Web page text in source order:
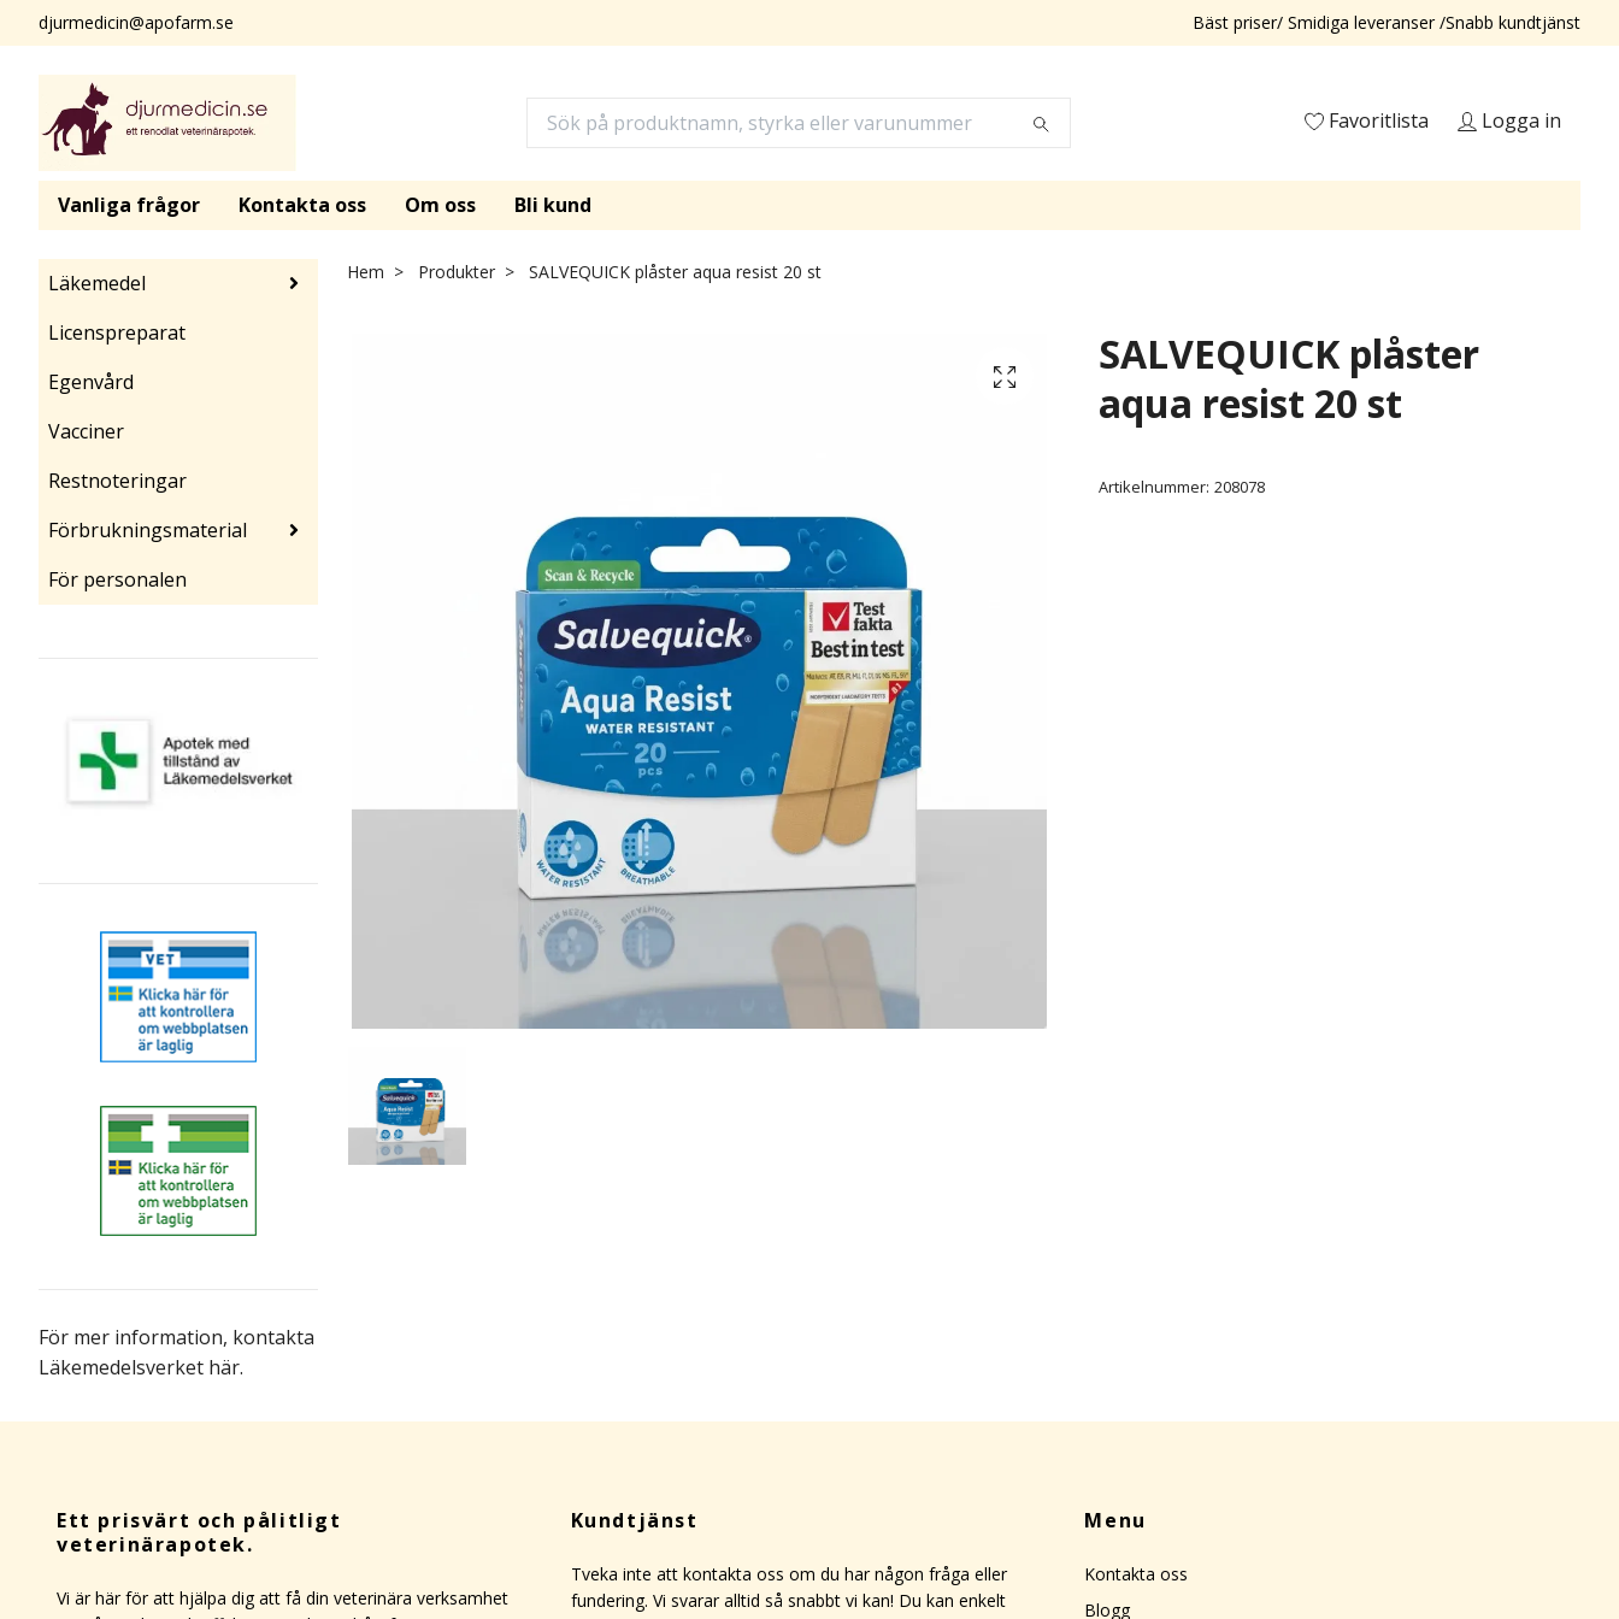
djurmedicin@apofarm.se Bäst priser/ Smidiga leveranser /Snabb kundtjänst
Favoritlista Logga in
Vanliga frågor Kontakta oss Om oss Bli kund
Läkemedel
Licenspreparat
Egenvård
Vacciner
Restnoteringar
Förbrukningsmaterial
För personalen
För mer information, kontakta
Läkemedelsverket här.
Hem Produkter SALVEQUICK plåster aqua resist 20 st
SALVEQUICK plåster
aqua resist 20 st
Artikelnummer: 208078
Ett prisvärt och pålitligt
veterinärapotek.
Vi är här för att hjälpa dig att få din veterinära verksamhet
Kundtjänst
Tveka inte att kontakta oss om du har någon fråga eller
fundering. Vi svarar alltid så snabbt vi kan! Du kan enkelt
Menu
Kontakta oss
Blogg